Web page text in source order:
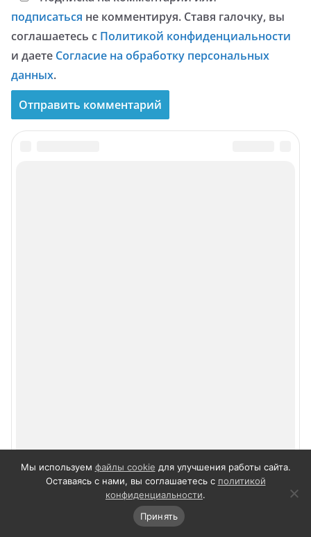
подписаться не комментируя. Ставя галочку, вы
соглашаетесь с Политикой конфиденциальности
и даете Согласие на обработку персональных
данных.
Мы используем файлы cookie для улучшения работы сайта.
Оставаясь с нами, вы соглашаетесь с политикой
конфиденциальности.
Принять